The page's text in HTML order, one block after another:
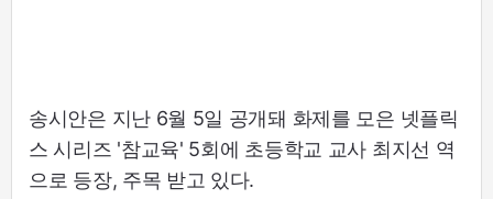
송시안은 지난 6월 5일 공개돼 화제를 모은 넷플릭
스 시리즈 '참교육' 5회에 초등학교 교사 최지선 역
으로 등장, 주목 받고 있다.